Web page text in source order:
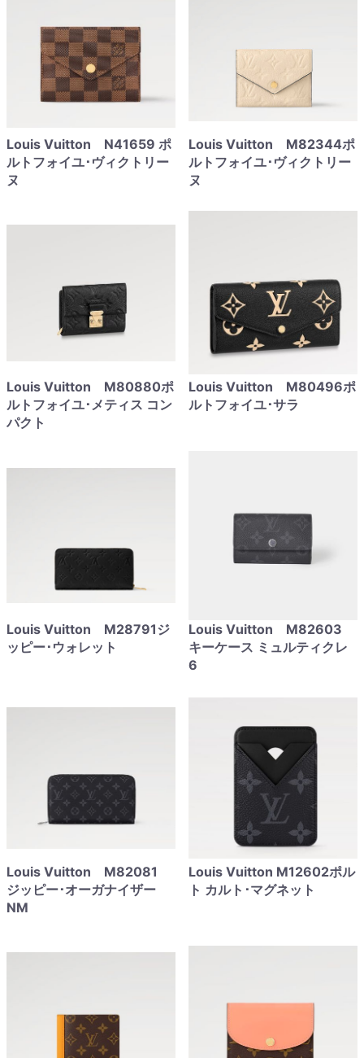
Louis Vuitton N41659 ポ
ルトフォイユ･ヴィクトリー
ヌ
Louis Vuitton M82344ポ
ルトフォイユ･ヴィクトリー
ヌ
Louis Vuitton M80880ポ
ルトフォイユ･メティス コン
パクト
Louis Vuitton M80496ポ
ルトフォイユ･サラ
Louis Vuitton M28791ジ
ッピー･ウォレット
Louis Vuitton M82603
キーケース ミュルティクレ
6
Louis Vuitton M82081
ジッピー･オーガナイザー
NM
Louis Vuitton M12602ポル
ト カルト･マグネット